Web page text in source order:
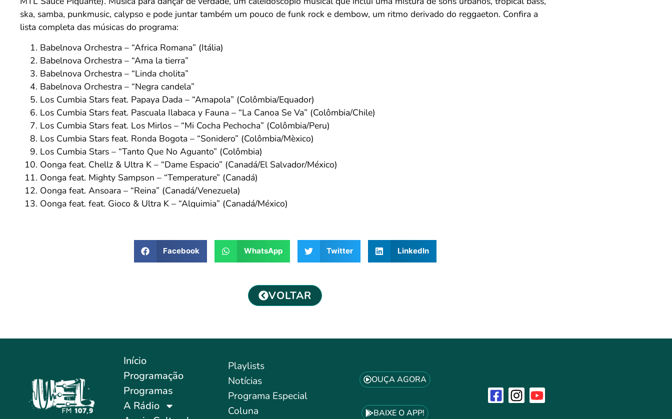
ska, samba, punkmusic, calypso e pode juntar também um pouco de funk rock e dembow, um ritmo derivado do reggaeton. Confira a
lista completa das músicas do programa:
Babelnova Orchestra – “Africa Romana” (Itália)
Babelnova Orchestra – “Ama la tierra”
Babelnova Orchestra – “Linda cholita”
Babelnova Orchestra – “Negra candela”
Los Cumbia Stars feat. Papaya Dada – “Amapola” (Colômbia/Equador)
Los Cumbia Stars feat. Pascuala Ilabaca y Fauna – “La Canoa Se Va” (Colômbia/Chile)
Los Cumbia Stars feat. Los Mirlos – “Mi Cocha Pechocha” (Colômbia/Peru)
Los Cumbia Stars feat. Ronda Bogota – “Sonidero” (Colômbia/Mèxico)
Los Cumbia Stars – “Tanto Que No Aguanto” (Colômbia)
Oonga feat. Chellz & Ultra K – “Dame Espacio” (Canadá/El Salvador/México)
Oonga feat. Mighty Sampson – “Temperature” (Canadá)
Oonga feat. Ansoara – “Reina” (Canadá/Venezuela)
Oonga feat. feat. Gioco & Ultra K – “Alquimia” (Canadá/México)
Facebook WhatsApp Twitter LinkedIn
VOLTAR
Início
Programação
Programas
A Rádio
Playlists
Notícias
Programa Especial
Coluna
OUÇA AGORA
BAIXE O APP!